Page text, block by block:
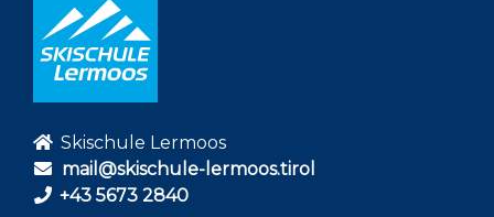
Skischule Lermoos
mail@skischule-lermoos.tirol
+43 5673 2840